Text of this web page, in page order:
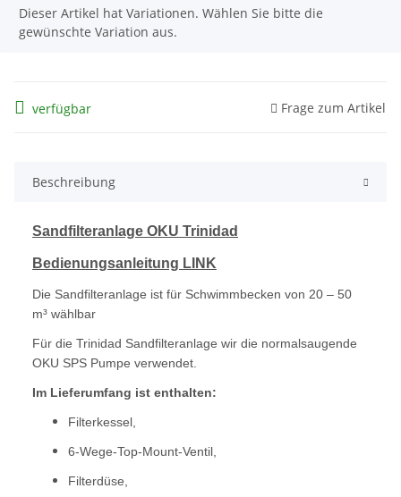
x
Dieser Artikel hat Variationen. Wählen Sie bitte die
gewünschte Variation aus.
verfügbar Frage zum Artikel
Beschreibung
Sandfilteranlage OKU Trinidad
Bedienungsanleitung LINK
Die Sandfilteranlage ist für Schwimmbecken von 20 – 50
m³ wählbar
Für die Trinidad Sandfilteranlage wir die normalsaugende
OKU SPS Pumpe verwendet.
Im Lieferumfang ist enthalten:
Filterkessel,
6-Wege-Top-Mount-Ventil,
Filterdüse,